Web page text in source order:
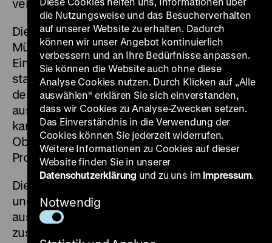
verschiedene Ansätze für Recherchen.
Die Datenbank zum Central Collecting Point
München enthält Informationen zu
Einzelobjekten oder Objektkonvoluten, sie
stammen von den historischen Karteikarten
der Sammelstelle, die transkribiert und
ausgewertet wurden. In dieser Datenbank
kann daher direkt anhand der Archivalien zu
Objekten, ihren Verlagerungsorten und
Provenienzen recherchiert werden.
Die Datenbanken zum „Sonderauftrag Linz“
und zur Sammlung Görings hingegen bündeln
aus verschiedenen Quellen
zusammengetragene Informationen zu
die Nutzungsweise und das Besucherverhalten
auf unserer Website zu erhalten. Dadurch
können wir unser Angebot kontinuierlich
verbessern und an Ihre Bedürfnisse anpassen.
Sie können die Website auch ohne diese
Analyse Cookies nutzen. Durch Klicken auf „Alle
auswählen“ erklären Sie sich einverstanden,
dass wir Cookies zu Analyse-Zwecken setzen.
Das Einverständnis in die Verwendung der
Cookies können Sie jederzeit widerrufen.
Weitere Informationen zu Cookies auf dieser
Website finden Sie in unserer
Datenschutzerklärung und zu uns im Impressum.
Notwendig